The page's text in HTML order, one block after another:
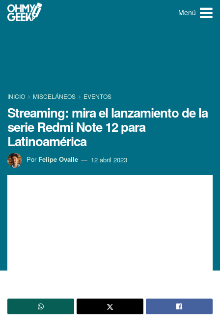
Menú
INICIO MISCELÁNEOS EVENTOS
Streaming: mira el lanzamiento de la
serie Redmi Note 12 para
Latinoamérica
Por Felipe Ovalle 12 abril 2023